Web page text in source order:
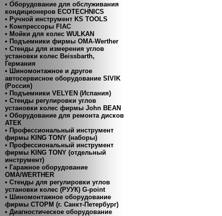
• Оборудование для обслуживания
кондиционеров ECOTECHNICS
• Ручной инструмент KS TOOLS
• Компресcоры FIAC
• Мойки для колес WULKAN
• Подъемники фирмы OMA-Werther
• Стенды для измерения углов
установки колес Beissbarth,
Германия
• Шиномонтажное и другое
автосервисное оборудование SIVIK
(Россия)
• Подъемники VELYEN (Испания)
• Cтенды регулировки углов
установки колес фирмы John BEAN
• Оборудование для ремонта дисков
АТЕК
• Профессиональный инструмент
фирмы KING TONY (наборы)
• Профессиональный инструмент
фирмы KING TONY (отдельный
инструмент)
• Гаражное оборудование
ОМА/WERTHER
• Стенды для регулировки углов
установки колес (РУУК) G-point
• Шиномонтажное оборудование
фирмы СТОРМ (г. Санкт-Петербург)
• Диагностическое оборудование